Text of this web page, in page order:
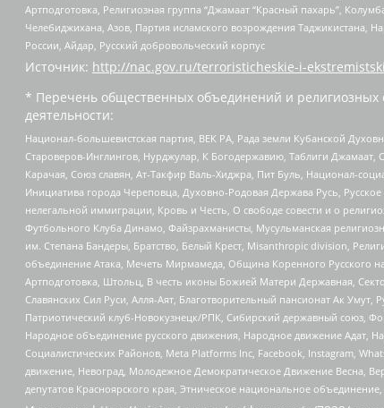
Артподготовка, Религиозная группа “Джамаат “Красный пахарь”,
Челебиджихана, Азов, Партия исламского возрождения Таджикистана,
России, Айдар, Русский добровольческий корпус
Источник: http://nac.gov.ru/terroristicheskie-i-
* Перечень общественных объединений и религиозных
деятельности:
Национал-большевистская партия, ВЕК РА, Рада земли Кубанской
Староверов-Инглингов, Нурджулар, К Богодержавию, Таблиги
Карачая, Союз славян, Ат-Такфир Валь-Хиджра, Пит Буль, Национал-
Инициатива города Череповца, Духовно-Родовая Держава Русь,
нелегальной иммиграции, Кровь и Честь, О свободе совести и о
Футбольного Клуба Динамо, Файзрахманисты, Мусульманская
им. Степана Бандеры, Братство, Белый Крест, Misanthropic division,
объединение Атака, Мечеть Мирмамеда, Община Коренного Русского
Артподготовка, Штольц, В честь иконы Божией Матери Державная,
Славянских Сил Руси, Алля-Аят, Благотворительный пансионат Ак
Патриотический клуб-Новокузнецк/РПК, Сибирский державный союз,
Народное объединение русского движения, Народное движение Адат,
Социалистических Районов, Meta Platforms Inc, Facebook, Instagram,
движение, Невоград, Молодежное Демократическое Движение Весна,
депутатов Красноярского края, Этническое национальное